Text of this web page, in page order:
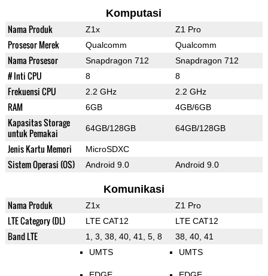
Komputasi
Nama Produk Z1x Z1 Pro
Prosesor Merek Qualcomm Qualcomm
Nama Prosesor Snapdragon 712 Snapdragon 712
# Inti CPU 8 8
Frekuensi CPU 2.2 GHz 2.2 GHz
RAM 6GB 4GB/6GB
Kapasitas Storage
untuk Pemakai
64GB/128GB 64GB/128GB
Jenis Kartu Memori MicroSDXC
Sistem Operasi (OS) Android 9.0 Android 9.0
Komunikasi
Nama Produk Z1x Z1 Pro
LTE Category (DL) LTE CAT12 LTE CAT12
Band LTE 1, 3, 38, 40, 41, 5, 8
38, 40, 41
UMTS
UMTS